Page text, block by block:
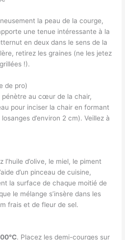
la peau de la courge,
une tenue intéressante à la
en deux dans le sens de la
retirez les graines (ne les jetez
!).
de pro)
pénètre au cœur de la chair,
pour inciser la chair en formant
d’environ 2 cm). Veillez à
d’olive, le miel, le piment
d’un pinceau de cuisine,
la surface de chaque moitié de
le mélange s’insère dans les
frais et de fleur de sel.
. Placez les demi-courges sur